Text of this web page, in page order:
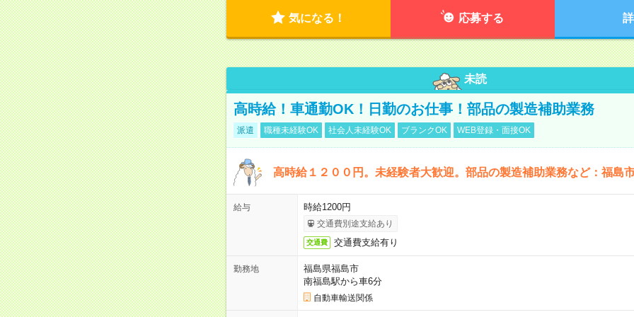
気になる！ 応募する
未読
高時給！車通勤OK！日勤のお仕事！部品の製造補助業務
派遣 職種未経験OK 社会人未経験OK ブランクOK WEB登録・面接OK
高時給１２００円。未経験者大歓迎。部品の製造補助業務など：福島
給与 時給1200円
交通費別途支給あり
交通費 交通費支給有り
勤務地
福島県福島市
南福島駅から車6分
自動車輸送関係